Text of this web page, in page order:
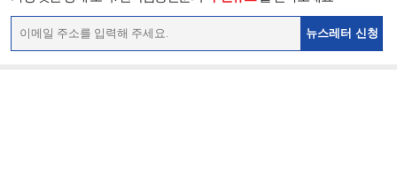
뉴스레터 신청